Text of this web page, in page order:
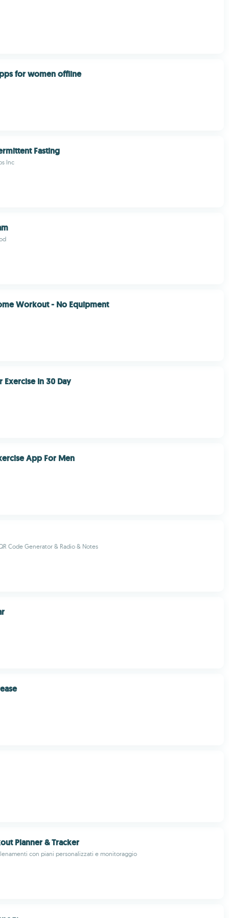
for women offline
Fasting
Inc
Workout - No Equipment
Exercise In 30 Day
App For Men
Code Generator & Radio & Notes
Planner & Tracker
con piani personalizzati e monitoraggio